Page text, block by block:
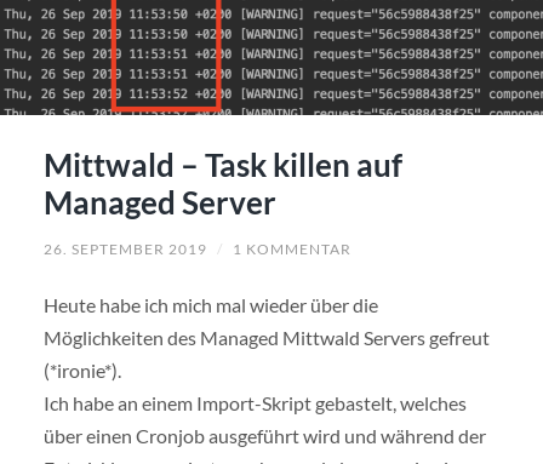
Mittwald – Task killen auf
Managed Server
26. SEPTEMBER 2019 / 1 KOMMENTAR
Heute habe ich mich mal wieder über die
Möglichkeiten des Managed Mittwald Servers gefreut
(*ironie*).
Ich habe an einem Import-Skript gebastelt, welches
über einen Cronjob ausgeführt wird und während der